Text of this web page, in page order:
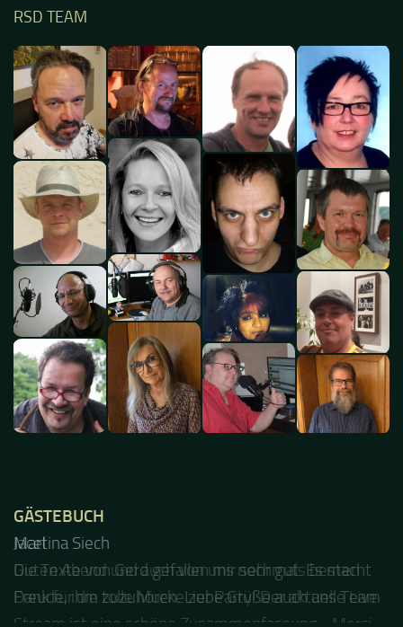
Guten Abend und auch von uns nochmals besten
Dank für die tolle Mucke zur Party! Der aktuelle Live